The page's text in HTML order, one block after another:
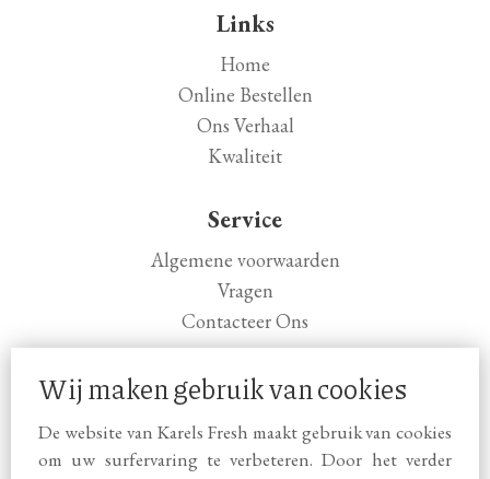
Links
Home
Online Bestellen
Ons Verhaal
Kwaliteit
Service
Algemene voorwaarden
Vragen
Contacteer Ons
Openingsuren
Wo: 08:00 - 17:00
Vr: 08:00 - 17:00
Wij maken gebruik van cookies
De website van Karels Fresh maakt gebruik van cookies
om uw surfervaring te verbeteren. Door het verder